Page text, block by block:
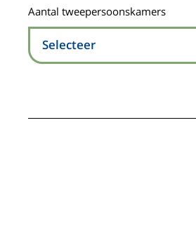
Aantal tweepersoonskamers
Selecteer